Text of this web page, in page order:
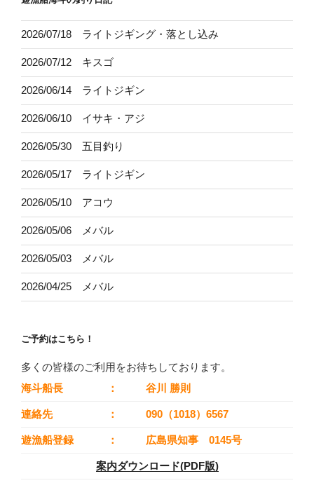
2026/07/18 ライトジギング・落とし込み
2026/07/12 キスゴ
2026/06/14 ライトジギン
2026/06/10 イサキ・アジ
2026/05/30 五目釣り
2026/05/17 ライトジギン
2026/05/10 アコウ
2026/05/06 メバル
2026/05/03 メバル
2026/04/25 メバル
ご予約はこちら！
多くの皆様のご利用をお待ちしております。
海斗船長
： 谷川 勝則
連絡先 ： 090（1018）6567
遊漁船登録 ： 広島県知事 0145号
案内ダウンロード(PDF版)